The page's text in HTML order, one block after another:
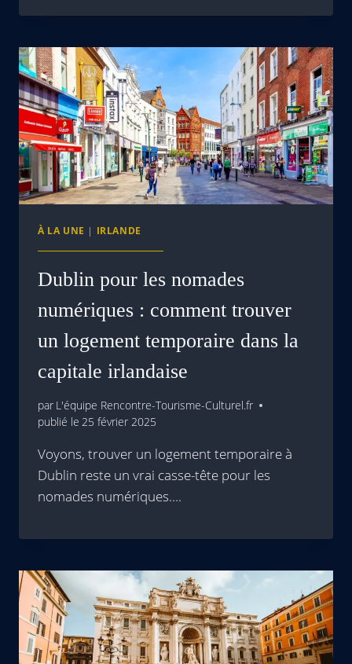
À LA UNE | IRLANDE
Dublin pour les nomades
numériques : comment trouver
un logement temporaire dans la
capitale irlandaise
par L'équipe Rencontre-Tourisme-Culturel.fr
publié le 25 février 2025
Voyons, trouver un logement temporaire à
Dublin reste un vrai casse-tête pour les
nomades numériques….